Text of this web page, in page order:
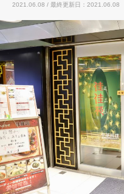
2021.06.08 / 最終更新日：2021.06.08